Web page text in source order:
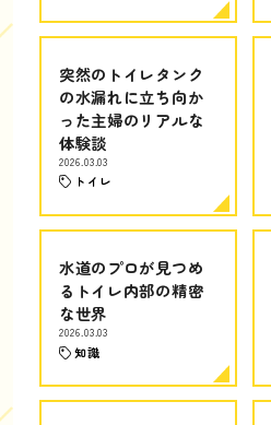
突然のトイレタンク
の水漏れに立ち向か
った主婦のリアルな
体験談
2026.03.03
トイレ
水道のプロが見つめ
るトイレ内部の精密
な世界
2026.03.03
知識